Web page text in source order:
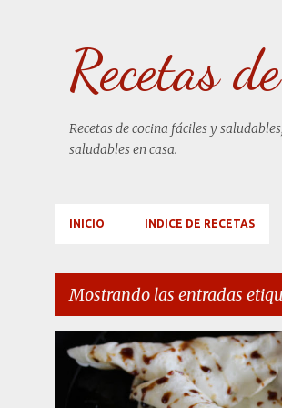
Recetas
Recetas de cocina fáciles y
saludables en casa.
INICIO INDICE DE RECETAS
Mostrando las entradas
E
ALCACHOFAS AL PEDRO XIMENEZ